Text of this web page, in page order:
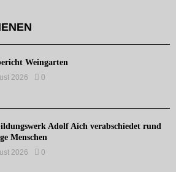
Weingarten
2026 0
Adolf Aich verabschiedet rund
Menschen
2026 0